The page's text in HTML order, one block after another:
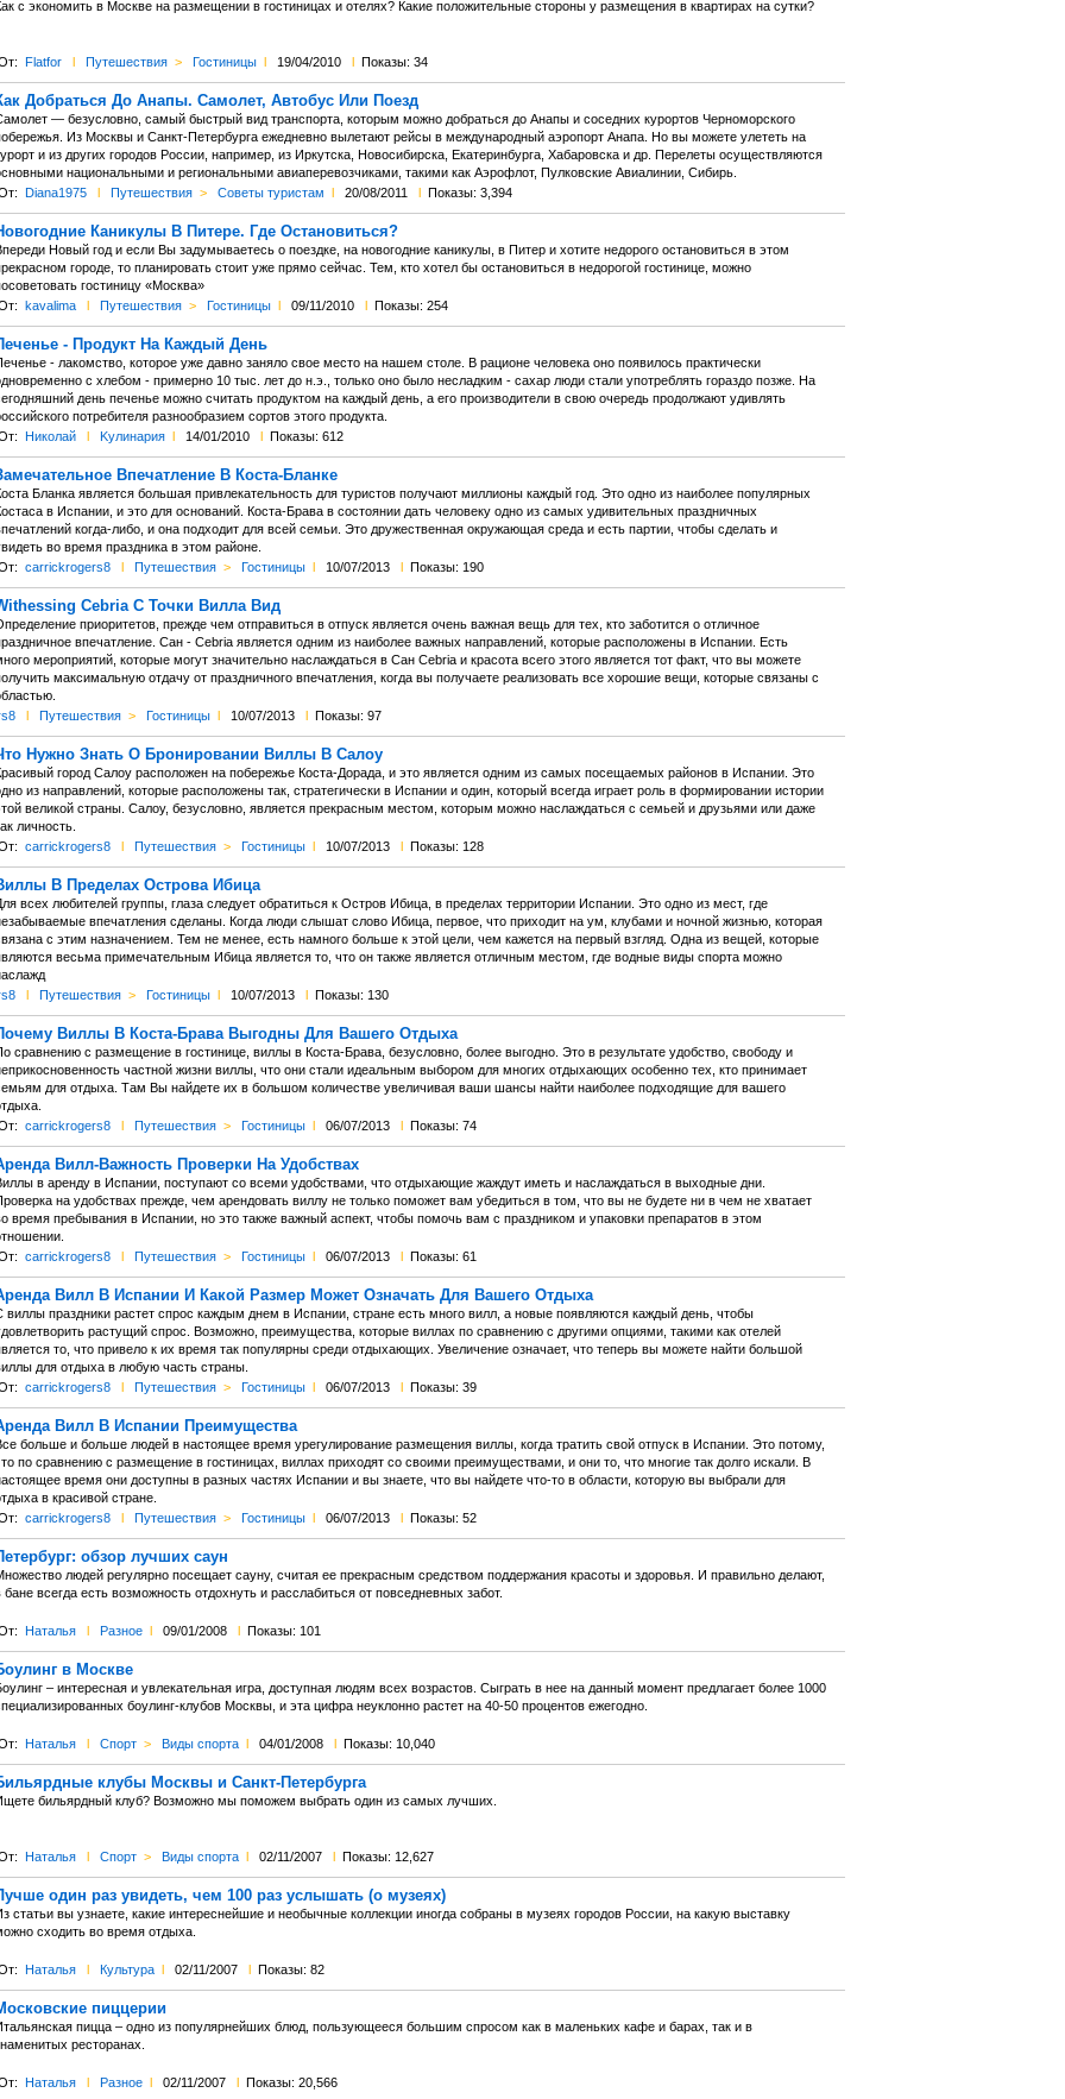
с экономить в Москве на размещении в гостиницах и отелях? Какие положительные стороны у размещения в квартирах на сутки?
Flatfor l Путешествия > Гостиницы l 19/04/2010 l Показы: 34
Добраться До Анапы. Самолет, Автобус Или Поезд
— безусловно, самый быстрый вид транспорта, которым можно добраться до Анапы и соседних курортов Черноморского
Из Москвы и Санкт-Петербурга ежедневно вылетают рейсы в международный аэропорт Анапа. Но вы можете улететь на
и из других городов России, например, из Иркутска, Новосибирска, Екатеринбурга, Хабаровска и др. Перелеты осуществляются
национальными и региональными авиаперевозчиками, такими как Аэрофлот, Пулковские Авиалинии, Сибирь.
Diana1975 l Путешествия > Советы туристам l 20/08/2011 l Показы: 3,394
Каникулы В Питере. Где Остановиться?
Новый год и если Вы задумываетесь о поездке, на новогодние каникулы, в Питер и хотите недорого остановиться в этом
городе, то планировать стоит уже прямо сейчас. Тем, кто хотел бы остановиться в недорогой гостинице, можно
гостиницу «Москва»
kavalima l Путешествия > Гостиницы l 09/11/2010 l Показы: 254
- Продукт На Каждый День
- лакомство, которое уже давно заняло свое место на нашем столе. В рационе человека оно появилось практически
с хлебом - примерно 10 тыс. лет до н.э., только оно было несладким - сахар люди стали употреблять гораздо позже. На
день печенье можно считать продуктом на каждый день, а его производители в свою очередь продолжают удивлять
потребителя разнообразием сортов этого продукта.
Николай l Kулинария l 14/01/2010 l Показы: 612
Впечатление В Коста-Бланке
Бланка является большая привлекательность для туристов получают миллионы каждый год. Это одно из наиболее популярных
в Испании, и это для оснований. Коста-Брава в состоянии дать человеку одно из самых удивительных праздничных
когда-либо, и она подходит для всей семьи. Это дружественная окружающая среда и есть партии, чтобы сделать и
во время праздника в этом районе.
carrickrogers8 l Путешествия > Гостиницы l 10/07/2013 l Показы: 190
Cebria С Точки Вилла Вид
приоритетов, прежде чем отправиться в отпуск является очень важная вещь для тех, кто заботится о отличное
впечатление. Сан - Cebria является одним из наиболее важных направлений, которые расположены в Испании. Есть
мероприятий, которые могут значительно наслаждаться в Сан Cebria и красота всего этого является тот факт, что вы можете
максимальную отдачу от праздничного впечатления, когда вы получаете реализовать все хорошие вещи, которые связаны с
l Путешествия > Гостиницы l 10/07/2013 l Показы: 97
Нужно Знать О Бронировании Виллы В Салоу
город Салоу расположен на побережье Коста-Дорада, и это является одним из самых посещаемых районов в Испании. Это
из направлений, которые расположены так, стратегически в Испании и один, который всегда играет роль в формировании истории
великой страны. Салоу, безусловно, является прекрасным местом, которым можно наслаждаться с семьей и друзьями или даже
личность.
carrickrogers8 l Путешествия > Гостиницы l 10/07/2013 l Показы: 128
В Пределах Острова Ибица
всех любителей группы, глаза следует обратиться к Остров Ибица, в пределах территории Испании. Это одно из мест, где
впечатления сделаны. Когда люди слышат слово Ибица, первое, что приходит на ум, клубами и ночной жизнью, которая
с этим назначением. Тем не менее, есть намного больше к этой цели, чем кажется на первый взгляд. Одна из вещей, которые
весьма примечательным Ибица является то, что он также является отличным местом, где водные виды спорта можно
l Путешествия > Гостиницы l 10/07/2013 l Показы: 130
Виллы В Коста-Брава Выгодны Для Вашего Отдыха
сравнению с размещение в гостинице, виллы в Коста-Брава, безусловно, более выгодно. Это в результате удобство, свободу и
частной жизни виллы, что они стали идеальным выбором для многих отдыхающих особенно тех, кто принимает
для отдыха. Там Вы найдете их в большом количестве увеличивая ваши шансы найти наиболее подходящие для вашего
carrickrogers8 l Путешествия > Гостиницы l 06/07/2013 l Показы: 74
Вилл-Важность Проверки На Удобствах
в аренду в Испании, поступают со всеми удобствами, что отдыхающие жаждут иметь и наслаждаться в выходные дни.
на удобствах прежде, чем арендовать виллу не только поможет вам убедиться в том, что вы не будете ни в чем не хватает
время пребывания в Испании, но это также важный аспект, чтобы помочь вам с праздником и упаковки препаратов в этом
carrickrogers8 l Путешествия > Гостиницы l 06/07/2013 l Показы: 61
Вилл В Испании И Какой Размер Может Означать Для Вашего Отдыха
виллы праздники растет спрос каждым днем ​​в Испании, стране есть много вилл, а новые появляются каждый день, чтобы
растущий спрос. Возможно, преимущества, которые виллах по сравнению с другими опциями, такими как отелей
то, что привело к их время так популярны среди отдыхающих. Увеличение означает, что теперь вы можете найти большой
для отдыха в любую часть страны.
carrickrogers8 l Путешествия > Гостиницы l 06/07/2013 l Показы: 39
Вилл В Испании Преимущества
больше и больше людей в настоящее время урегулирование размещения виллы, когда тратить свой отпуск в Испании. Это потому,
по сравнению с размещение в гостиницах, виллах приходят со своими преимуществами, и они то, что многие так долго искали. В
время они доступны в разных частях Испании и вы знаете, что вы найдете что-то в области, которую вы выбрали для
в красивой стране.
carrickrogers8 l Путешествия > Гостиницы l 06/07/2013 l Показы: 52
обзор лучших саун
людей регулярно посещает сауну, считая ее прекрасным средством поддержания красоты и здоровья. И правильно делают,
бане всегда есть возможность отдохнуть и расслабиться от повседневных забот.
Наталья l Разное l 09/01/2008 l Показы: 101
в Москве
– интересная и увлекательная игра, доступная людям всех возрастов. Сыграть в нее на данный момент предлагает более 1000
боулинг-клубов Москвы, и эта цифра неуклонно растет на 40-50 процентов ежегодно.
Наталья l Спорт > Виды спорта l 04/01/2008 l Показы: 10,040
клубы Москвы и Санкт-Петербурга
бильярдный клуб? Возможно мы поможем выбрать один из самых лучших.
Наталья l Спорт > Виды спорта l 02/11/2007 l Показы: 12,627
один раз увидеть, чем 100 раз услышать (о музеях)
статьи вы узнаете, какие интереснейшие и необычные коллекции иногда собраны в музеях городов России, на какую выставку
сходить во время отдыха.
Наталья l Культура l 02/11/2007 l Показы: 82
пиццерии
пицца – одно из популярнейших блюд, пользующееся большим спросом как в маленьких кафе и барах, так и в
ресторанах.
Наталья l Разное l 02/11/2007 l Показы: 20,566